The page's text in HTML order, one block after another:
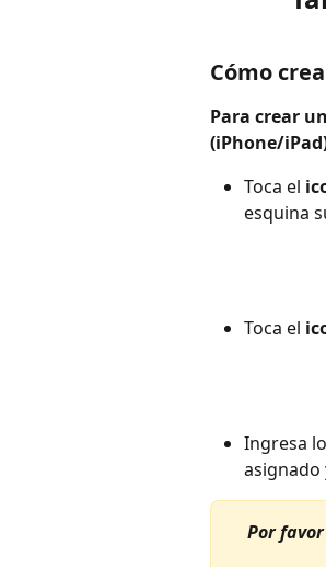
Cómo
Para crear
(iPhone/
Toca el
esquina
Toca el
Ingresa
asignado
Por